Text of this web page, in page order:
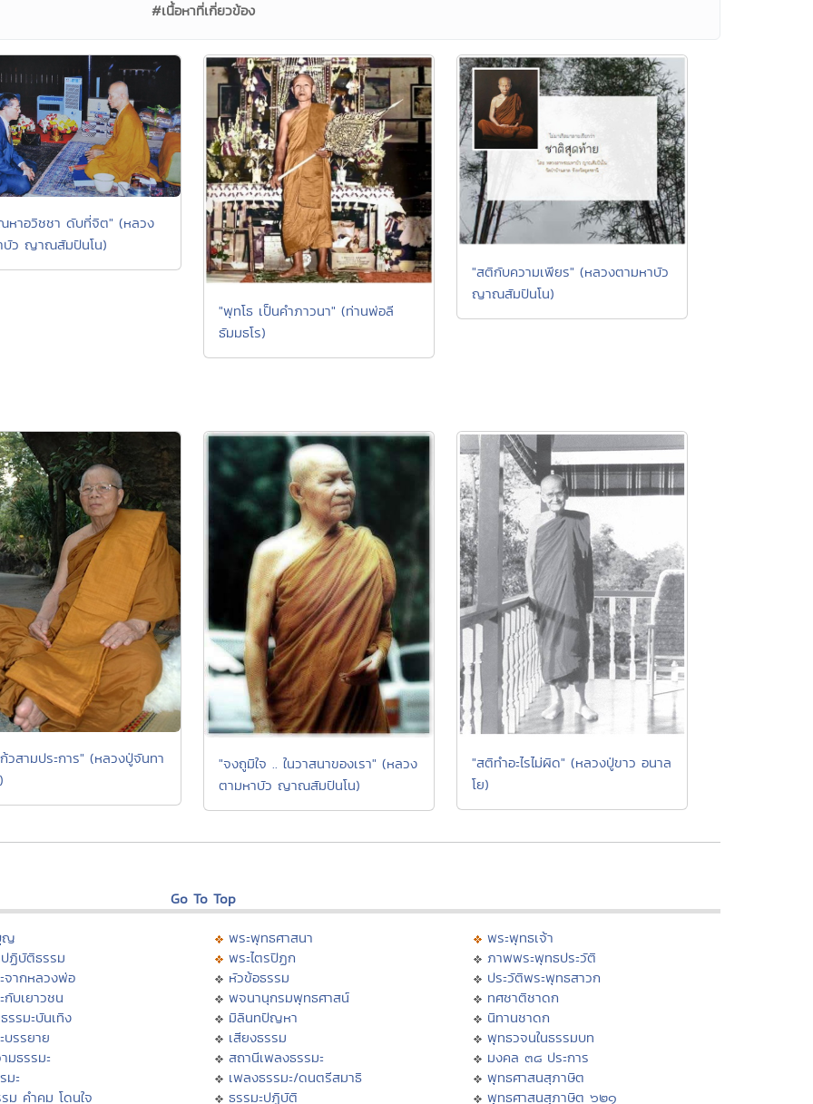
#เนื้อหาที่เกี่ยวข้อง
าอวิชชา ดับที่จิต" (หลวง
บัว ญาณสัมปันโน)
"พุทโธ เป็นคำภาวนา" (ท่านพ่อลี
ธัมมธโร)
"สติกับความเพียร" (หลวงตามหาบัว
ญาณสัมปันโน)
วสามประการ" (หลวงปู่จันทา
"จงถูมิใจ .. ในวาสนาของเรา" (หลวง
ตามหาบัว ญาณสัมปันโน)
"สติทำอะไรไม่ผิด" (หลวงปู่ขาว อนาล
โย)
Go To Top
ญ
ฏิบัติธรรม
จากหลวงพ่อ
กับเยาวชน
รรมะบันเทิง
บรรยาย
มธรรมะ
มะ
ม คำคม โดนใจ
พระพุทธศาสนา
พระไตรปิฏก
หัวข้อธรรม
พจนานุกรมพุทธศาสน์
มิลินทปัญหา
เสียงธรรม
สถานีเพลงธรรมะ
เพลงธรรมะ/ดนตรีสมาธิ
ธรรมะปฏิบัติ
พระพุทธเจ้า
ภาพพระพุทธประวัติ
ประวัติพระพุทธสาวก
ทศชาติชาดก
นิทานชาดก
พุทธวจนในธรรมบท
มงคล ๓๘ ประการ
พุทธศาสนสุภาษิต
พุทธศาสนสุภาษิต ๖๒๑